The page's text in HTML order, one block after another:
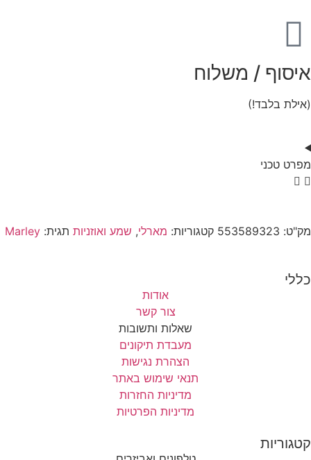
איסוף / משלוח
(אילת בלבד!)
מפרט טכני
מק"ט: 553589323 קטגוריות: מארלי, שמע ואוזניות תגית: Marley
כללי
אודות
צור קשר
שאלות ותשובות
מעבדת תיקונים
הצהרת נגישות
תנאי שימוש באתר
מדיניות החזרות
מדיניות הפרטיות
קטגוריות